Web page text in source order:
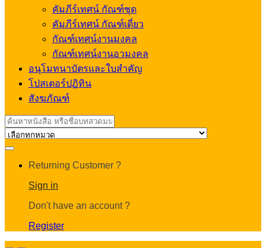
คัมภีร์เทศน์ กัณฑ์ชุด
คัมภีร์เทศน์ กัณฑ์เดี่ยว
กัณฑ์เทศน์งานมงคล
กัณฑ์เทศน์งานอวมงคล
อนุโมทนาบัตรและใบสำคัญ
โปสเตอร์ปฏิทิน
สังฆภัณฑ์
Search
for:
Returning Customer ?
Sign in
Don't have an account ?
Register